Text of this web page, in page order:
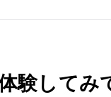
験してみ